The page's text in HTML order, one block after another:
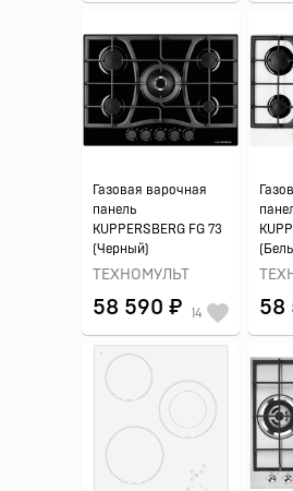
Газовая варочная
панель
KUPPERSBERG FG 73
(Черный)
ТЕХНОМУЛЬТ
58 590 ₽ 14 58